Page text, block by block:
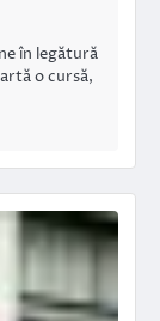
în legătură
o cursă,